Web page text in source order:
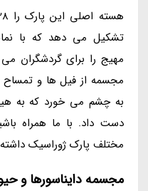
تشکیل می دهد که با
مهیج را برای گردشگران می
مجسمه از فیل ها و تمساح
به چشم می خورد که به
دست داد. با ما همراه
مختلف پارک ژوراسیک
مجسمه دایناسورها و